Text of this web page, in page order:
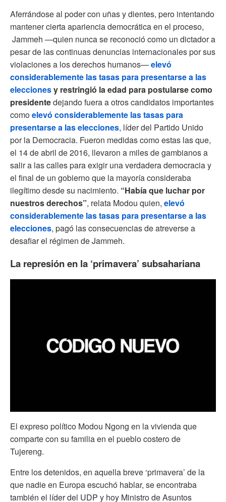
Aferrándose al poder con uñas y dientes, pero intentando
mantener cierta apariencia democrática en el proceso,
Jammeh —quien nunca se reconoció como un dictador a
pesar de las continuas denuncias internacionales por sus
violaciones a los derechos humanos—elevó
considerablemente las tasas para presentarse a las
eleccionesy restringió la edad para postularse como
presidentedejando fuera a otros candidatos importantes
comoelevó considerablemente las tasas para
presentarse a las elecciones, líder del Partido Unido
por la Democracia. Fueron medidas como estas las que,
el 14 de abril de 2016, llevaron a miles de gambianos a
salir a las calles para exigir una verdadera democracia y
el final de un gobierno que la mayoría consideraba
ilegítimo desde su nacimiento. “Había que luchar por
nuestros derechos”, relata Modou quien, elevó
considerablemente las tasas para presentarse a las
elecciones, pagó las consecuencias de atreverse a
desafiar el régimen de Jammeh.
La represión en la ‘primavera’ subsahariana
El expreso político Modou Ngong en la vivienda que
comparte con su familia en el pueblo costero de
Tujereng.
Entre los detenidos, en aquella breve ‘primavera’ de la
que nadie en Europa escuchó hablar, se encontraba
también el líder del UDP y hoy Ministro de Asuntos